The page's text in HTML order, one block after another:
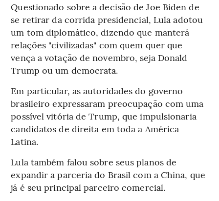
Questionado sobre a decisão de Joe Biden de
se retirar da corrida presidencial, Lula adotou
um tom diplomático, dizendo que manterá
relações "civilizadas" com quem quer que
vença a votação de novembro, seja Donald
Trump ou um democrata.
Em particular, as autoridades do governo
brasileiro expressaram preocupação com uma
possível vitória de Trump, que impulsionaria
candidatos de direita em toda a América
Latina.
Lula também falou sobre seus planos de
expandir a parceria do Brasil com a China, que
já é seu principal parceiro comercial.